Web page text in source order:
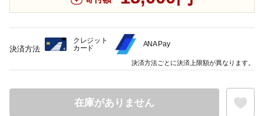
在庫がありません
決済方法
クレジット
カード
ANA Pay
決済方法ごとに決済上限額が異なります。